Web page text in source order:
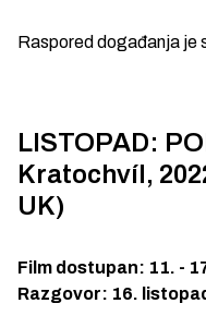
Raspored događanja je
LISTOPAD:
Kratochvíl,
UK)
Film dostupan: 11. -
Razgovor: 16.